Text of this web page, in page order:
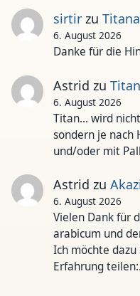
sirtirzu
6. August 2026
Danke für die
Astrid zu
6. August 2026
Titan... wird
sondern je nach
und/oder mit
Astrid zu
6. August 2026
Vielen Dank für
arabicum und
Ich möchte
Erfahrung